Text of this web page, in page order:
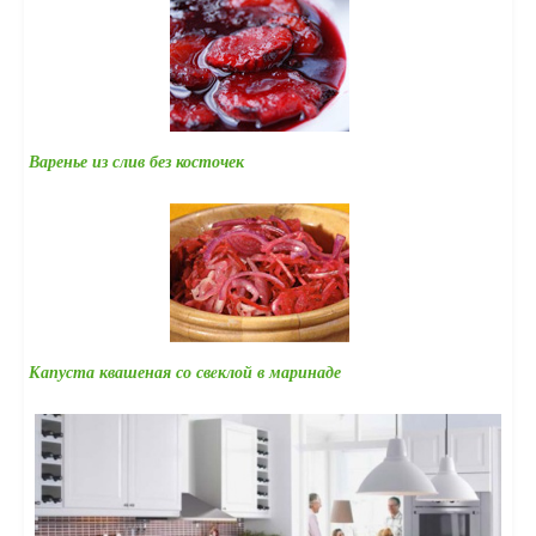
Варенье из слив без косточек
Капуста квашеная со свeклой в маринаде